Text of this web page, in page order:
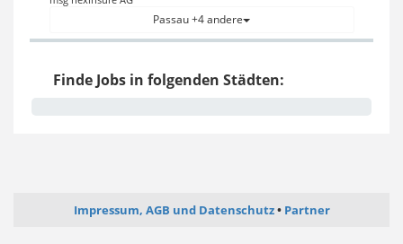
Passau +4 andere
Finde Jobs in folgenden Städten:
Impressum, AGB und Datenschutz Partner